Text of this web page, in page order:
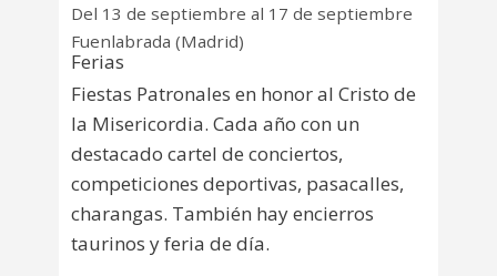
Del 13 de septiembre al 17 de septiembre
Fuenlabrada (Madrid)
Ferias
Fiestas Patronales en honor al Cristo de
la Misericordia. Cada año con un
destacado cartel de conciertos,
competiciones deportivas, pasacalles,
charangas. También hay encierros
taurinos y feria de día.